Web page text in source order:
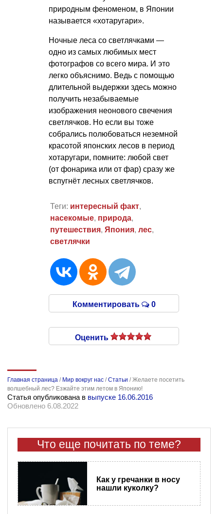
природным феноменом, в Японии
называется «хотаругари».
Ночные леса со светлячками —
одно из самых любимых мест
фотографов со всего мира. И это
легко объяснимо. Ведь с помощью
длительной выдержки здесь можно
получить незабываемые
изображения неонового свечения
светлячков. Но если вы тоже
собрались полюбоваться неземной
красотой японских лесов в период
хотаругари, помните: любой свет
(от фонарика или от фар) сразу же
вспугнёт лесных светлячков.
Теги: интересный факт,
насекомые, природа,
путешествия, Япония, лес,
светлячки
Комментировать 0
Оценить
Главная страница / Мир вокруг нас /Статьи /Желаете посетить
волшебный лес? Езжайте этим летом в Японию!
Статья опубликована в выпуске 16.06.2016
Обновлено 6.08.2022
Что еще почитать по теме?
Как у гречанки в носу
нашли куколку?